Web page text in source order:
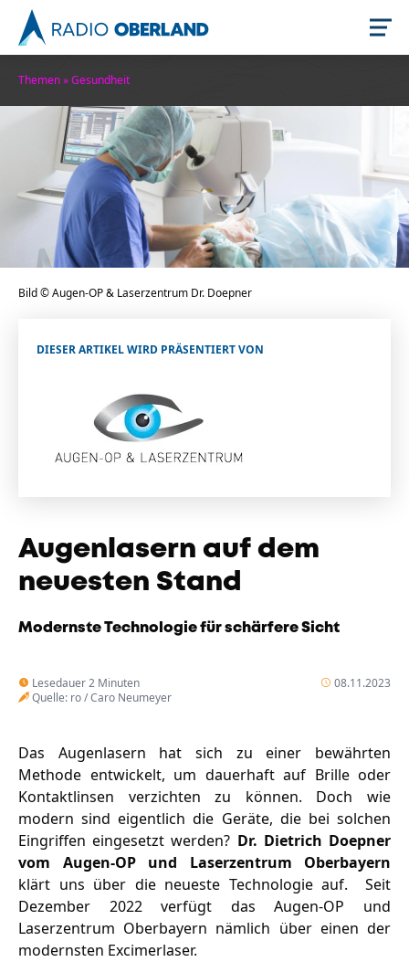
Stellenangebote
Unternehmen
Das geheime Geräusch
Amphibienschutz
Service
Handwerker
Themen»Gesundheit
Bild © Augen-OP & Laserzentrum Dr. Doepner
DIESER ARTIKEL WIRD PRÄSENTIERT VON
Augenlasern auf dem
neuesten Stand
Modernste Technologie für schärfere Sicht
Lesedauer 2 Minuten
Quelle: ro / Caro Neumeyer
08.11.2023
Das Augenlasern hat sich zu einer bewährten
Methode entwickelt, um dauerhaft auf Brille oder
Kontaktlinsen verzichten zu können. Doch wie
modern sind eigentlich die Geräte, die bei solchen
Eingriffen eingesetzt werden? Dr. Dietrich Doepner
vom Augen-OP und Laserzentrum Oberbayern
klärt uns über die neueste Technologie auf. Seit
Dezember 2022 verfügt das Augen-OP und
Laserzentrum Oberbayern nämlich über einen der
modernsten Excimerlaser.